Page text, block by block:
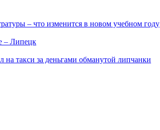
– что изменится в новом учебном году
– Липецк
на такси за деньгами обманутой липчанки